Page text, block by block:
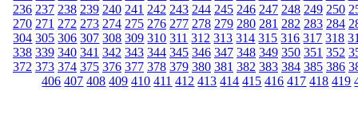
236 237 238 239 240 241 242 243 244 245 246 247 248 249 250
270 271 272 273 274 275 276 277 278 279 280 281 282 283 284
304 305 306 307 308 309 310 311 312 313 314 315 316 317 318
338 339 340 341 342 343 344 345 346 347 348 349 350 351 352
372 373 374 375 376 377 378 379 380 381 382 383 384 385 386
406 407 408 409 410 411 412 413 414 415 416 417 418 419